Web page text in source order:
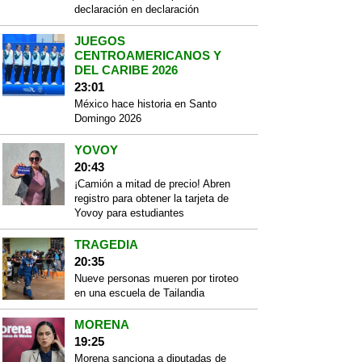
declaración en declaración
JUEGOS
CENTROAMERICANOS Y
DEL CARIBE 2026
23:01
México hace historia en Santo
Domingo 2026
YOVOY
20:43
¡Camión a mitad de precio! Abren
registro para obtener la tarjeta de
Yovoy para estudiantes
TRAGEDIA
20:35
Nueve personas mueren por tiroteo
en una escuela de Tailandia
MORENA
19:25
Morena sanciona a diputadas de